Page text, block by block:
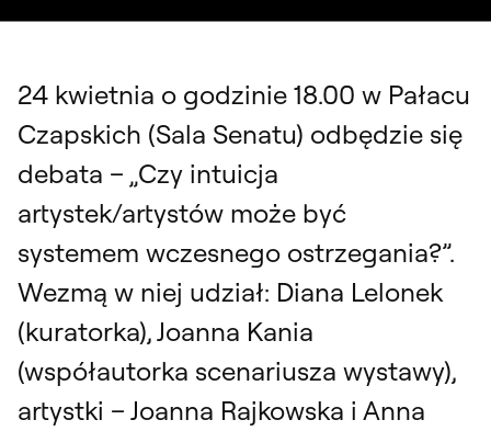
24 kwietnia o godzinie 18.00 w Pałacu
Czapskich (Sala Senatu) odbędzie się
debata – „Czy intuicja
artystek/artystów może być
systemem wczesnego ostrzegania?”.
Wezmą w niej udział: Diana Lelonek
(kuratorka), Joanna Kania
(współautorka scenariusza wystawy),
artystki – Joanna Rajkowska i Anna